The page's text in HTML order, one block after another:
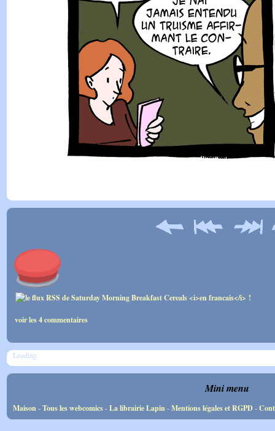
voir les 4 commentaires
Loading
Mini menu
Maison-Tous les webcomics-La librairie Lapin-Mentions légales et RGPD-